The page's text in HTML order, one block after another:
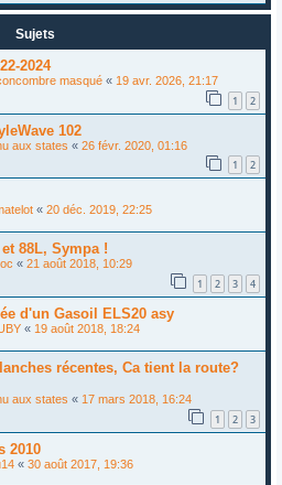
Sujets
2024
masqué « 19 avr. 2026, 21:17
1 2
102
aux states « 26 févr. 2020, 01:16
1 2
« 20 déc. 2019, 22:25
88L, Sympa !
« 21 août 2018, 10:29
1 2 3 4
d'un Gasoil ELS20 asy
« 19 août 2018, 18:24
récentes, Ca tient la route?
aux states « 17 mars 2018, 16:24
1 2 3
2010
« 30 août 2017, 19:36